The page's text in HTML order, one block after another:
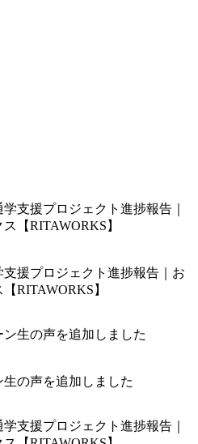
援プロジェクト進捗報告｜お
RITAWORKS】
の声を追加しました